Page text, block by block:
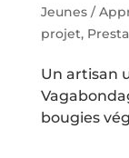
Jeunes /
projet,
Un artisan
bougies